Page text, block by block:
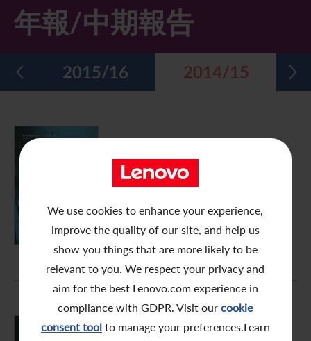
We use cookies to enhance your experience,
improve the quality of our site, and help us
show you things that are more likely to be
relevant to you. We respect your privacy and
aim for the best Lenovo.com experience in
compliance with GDPR. Visit ourcookie
consent toolto manage your preferences.Learn
公司新聞
綜合資產負債表
五年財務摘要
投資者活動年曆
過去投資者活動
股息資料
股東結構
獎項與嘉許
股東通訊政策
公告
月報表/翌日披露報表
致非登記股東函件
網上股東大會操作指引
股份購回報告 (於二零零八年七月四日或之前)
公告 (補發已遺失的股份證明書)
董事委員會
股東權利
董事會對環境、社會及管治事宜的監管
環境、社會及管治報告
聯合國可持續發展目標
新聞和資源
多媒體資料庫
年報/中期報告
2015/16 2014/15
年報
PDF (5.18 MB)